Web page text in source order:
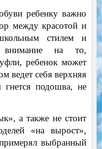
ребенку важно
между красотой и
стилем и
внимание на то,
ребенок может
ведет себя верхняя
подошва, не
а также не стоит
«на вырост»,
выбранный